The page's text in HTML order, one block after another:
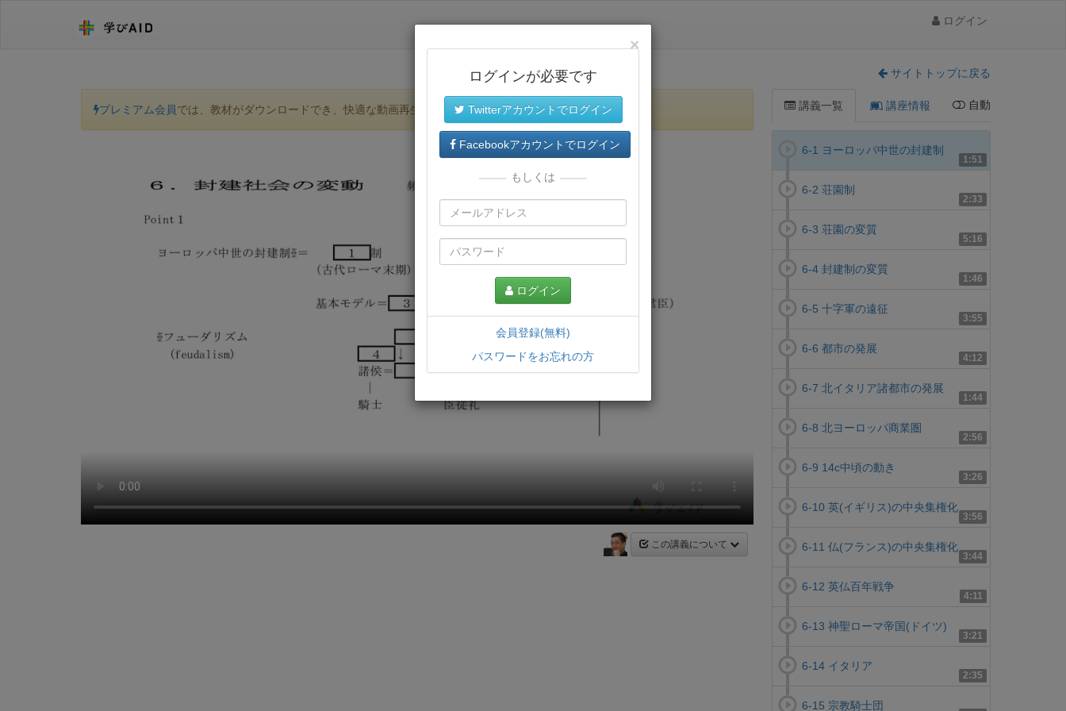
ログイン
サイトトップに戻る
プレミアム会員では、教材がダウンロードでき、快適な動画再生環境が提供されます。
この講義について
講義一覧 講座情報 自動
1:51
6-1 ヨーロッパ中世の封建制
2:33
6-2 荘園制
5:16
6-3 荘園の変質
1:46
6-4 封建制の変質
3:55
6-5 十字軍の遠征
4:12
6-6 都市の発展
1:44
6-7 北イタリア諸都市の発展
2:56
6-8 北ヨーロッパ商業圏
3:26
6-9 14c中頃の動き
3:56
6-10 英(イギリス)の中央集権化
3:44
6-11 仏(フランス)の中央集権化
4:11
6-12 英仏百年戦争
3:21
6-13 神聖ローマ帝国(ドイツ)
2:35
6-14 イタリア
6-15 宗教騎士団
×
ログインが必要です
Twitterアカウントでログイン
Facebookアカウントでログイン
もしくは
ログイン
会員登録(無料)
パスワードをお忘れの方